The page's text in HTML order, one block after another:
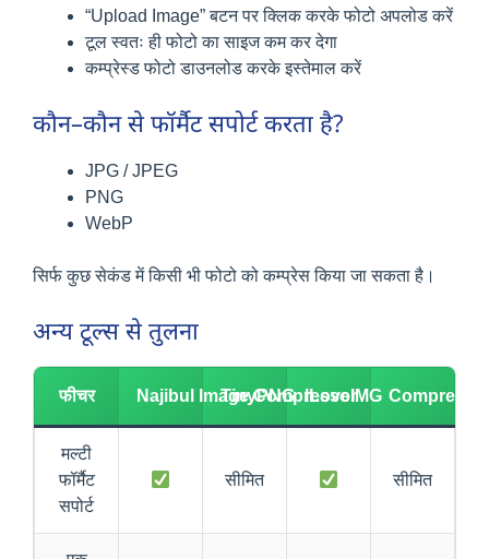
“Upload Image” बटन पर क्लिक करके फोटो अपलोड करें
टूल स्वतः ही फोटो का साइज कम कर देगा
कम्प्रेस्ड फोटो डाउनलोड करके इस्तेमाल करें
कौन–कौन से फॉर्मैट सपोर्ट करता है?
JPG / JPEG
PNG
WebP
सिर्फ कुछ सेकंड में किसी भी फोटो को कम्प्रेस किया जा सकता है।
अन्य टूल्स से तुलना
फीचर Najibul Image Compressor
TinyPNG ILoveIMG
मल्टी
फॉर्मैट
सपोर्ट
सीमित सीमित